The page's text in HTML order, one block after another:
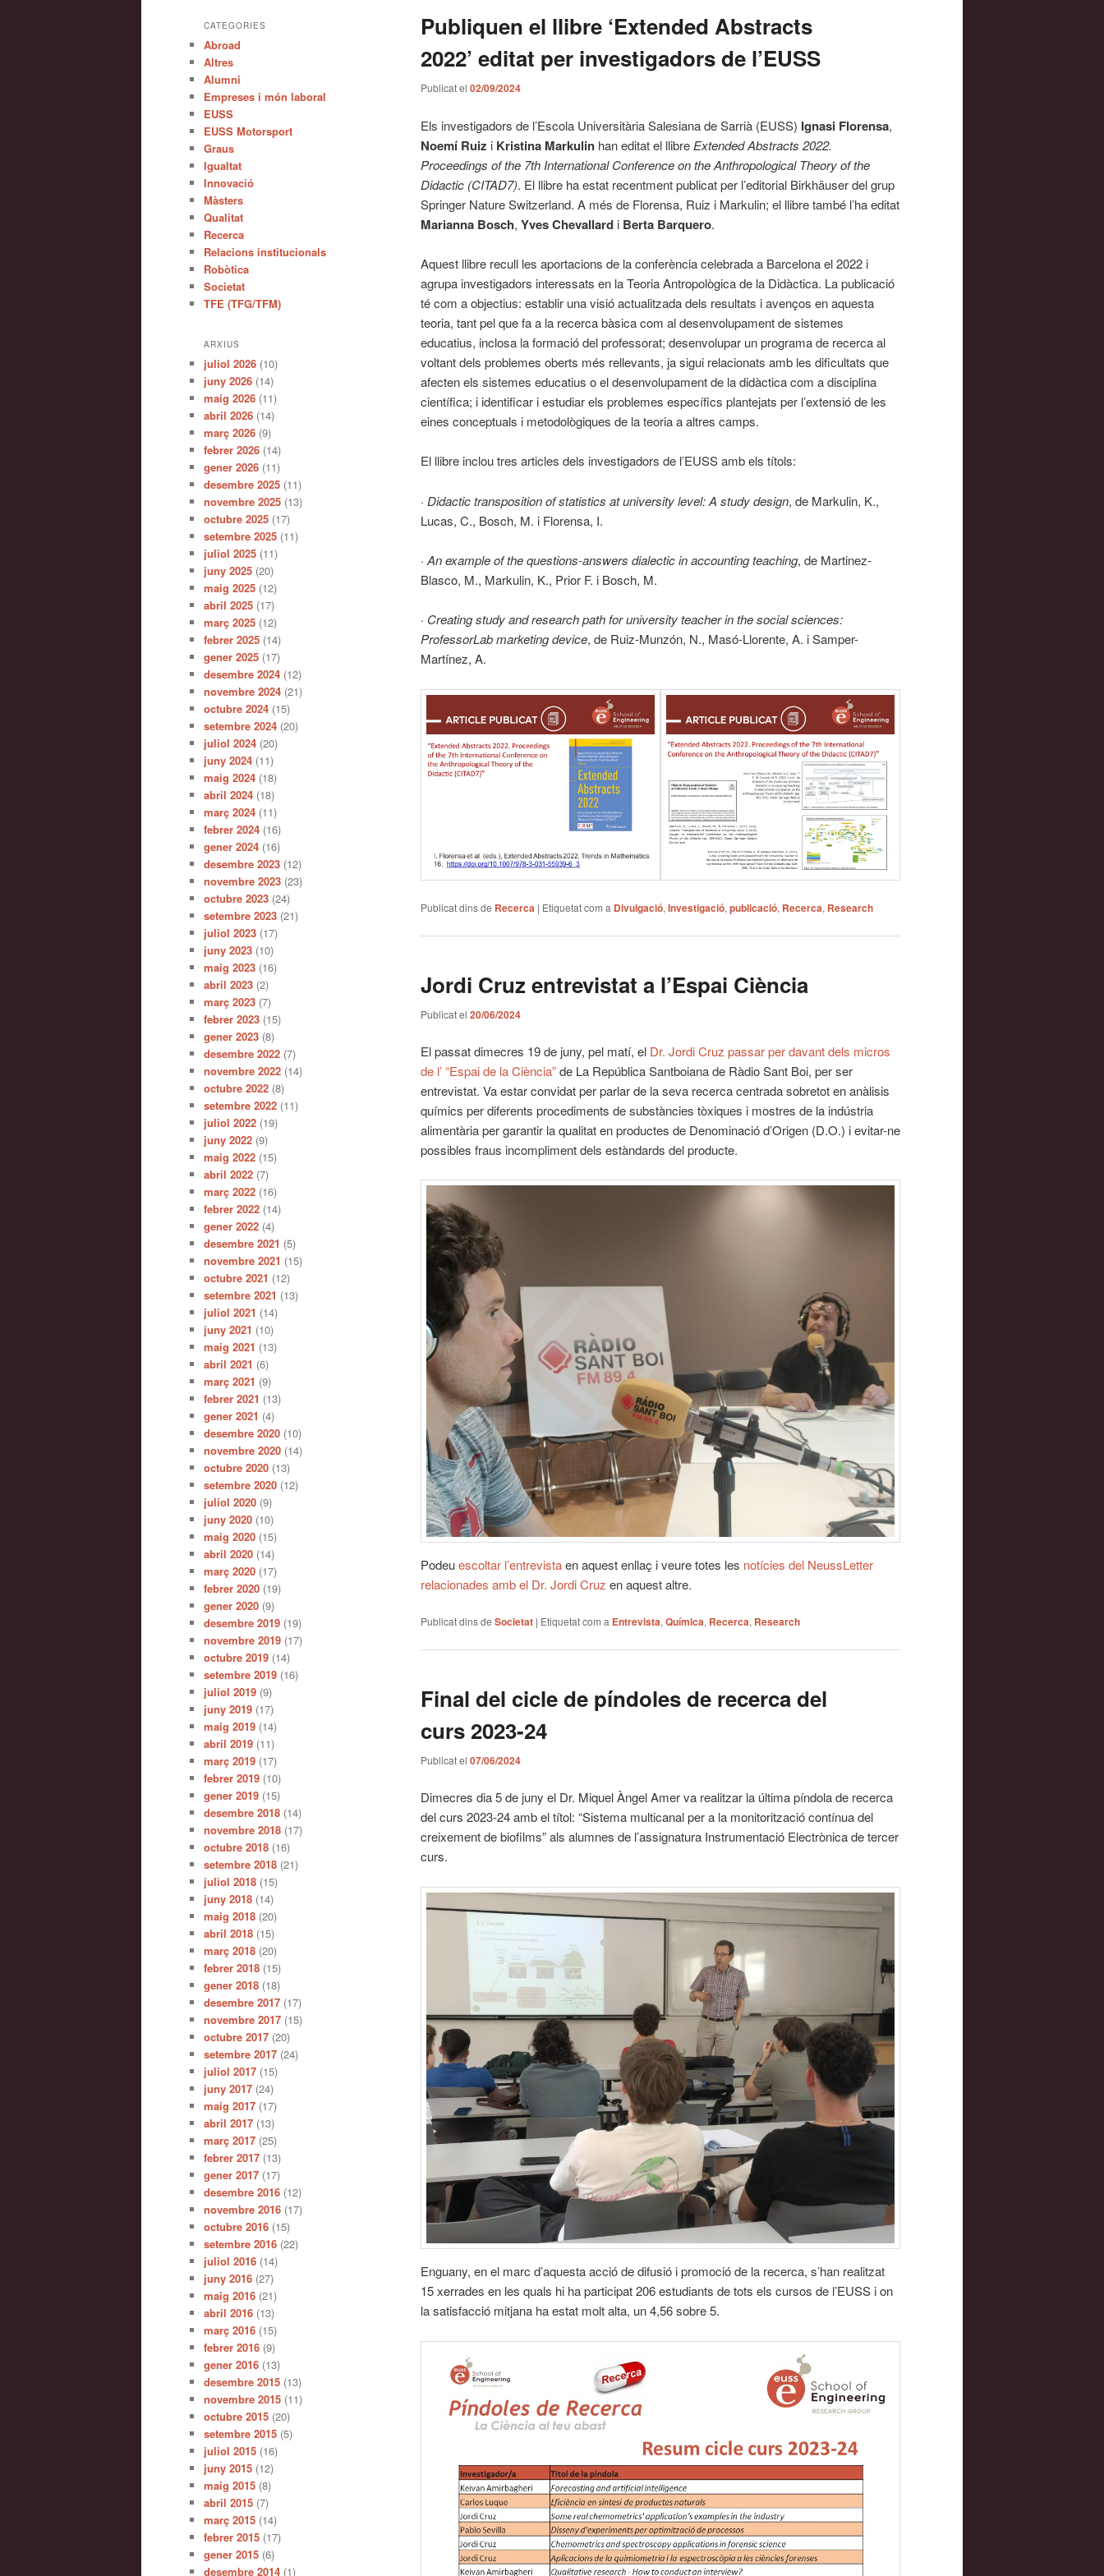
Publiquen el llibre ‘Extended Abstracts
2022’ editat per investigadors de l’EUSS
Publicat el 02/09/2024
Els investigadors de l’Escola Universitària Salesiana de Sarrià (EUSS) Ignasi Florensa,
Noemí Ruiz i Kristina Markulin han editat el llibre Extended Abstracts 2022.
Proceedings of the 7th International Conference on the Anthropological Theory of the
Didactic (CITAD7). El llibre ha estat recentment publicat per l’editorial Birkhäuser del grup
Springer Nature Switzerland. A més de Florensa, Ruiz i Markulin; el llibre també l’ha editat
Marianna Bosch, Yves Chevallard i Berta Barquero.
Aquest llibre recull les aportacions de la conferència celebrada a Barcelona el 2022 i
agrupa investigadors interessats en la Teoria Antropològica de la Didàctica. La publicació
té com a objectius: establir una visió actualitzada dels resultats i avenços en aquesta
teoria, tant pel que fa a la recerca bàsica com al desenvolupament de sistemes
educatius, inclosa la formació del professorat; desenvolupar un programa de recerca al
voltant dels problemes oberts més rellevants, ja sigui relacionats amb les dificultats que
afecten els sistemes educatius o el desenvolupament de la didàctica com a disciplina
científica; i identificar i estudiar els problemes específics plantejats per l’extensió de les
eines conceptuals i metodològiques de la teoria a altres camps.
El llibre inclou tres articles dels investigadors de l’EUSS amb els títols:
· Didactic transposition of statistics at university level: A study design, de Markulin, K.,
Lucas, C., Bosch, M. i Florensa, I.
· An example of the questions-answers dialectic in accounting teaching, de Martinez-
Blasco, M., Markulin, K., Prior F. i Bosch, M.
· Creating study and research path for university teacher in the social sciences:
ProfessorLab marketing device, de Ruiz-Munzón, N., Masó-Llorente, A. i Samper-
Martínez, A.
Publicat dins de Recerca | Etiquetat com a Divulgació, Investigació, publicació, Recerca, Research
Jordi Cruz entrevistat a l’Espai Ciència
Publicat el 20/06/2024
El passat dimecres 19 de juny, pel matí, el Dr. Jordi Cruz passar per davant dels micros
de l’ “Espai de la Ciència”de La República Santboiana de Ràdio Sant Boi, per ser
entrevistat. Va estar convidat per parlar de la seva recerca centrada sobretot en anàlisis
químics per diferents procediments de substàncies tòxiques i mostres de la indústria
alimentària per garantir la qualitat en productes de Denominació d’Origen (D.O.) i evitar-ne
possibles fraus incompliment dels estàndards del producte.
Podeuescoltar l’entrevistaen aquest enllaç i veure totes les notícies del NeussLetter
relacionades amb el Dr. Jordi Cruz en aquest altre.
Publicat dins de Societat | Etiquetat com a Entrevista, Química, Recerca, Research
Final del cicle de píndoles de recerca del
curs 2023-24
Publicat el 07/06/2024
Dimecres dia 5 de juny el Dr. Miquel Àngel Amer va realitzar la última píndola de recerca
del curs 2023-24 amb el títol: “Sistema multicanal per a la monitorització contínua del
creixement de biofilms” als alumnes de l’assignatura Instrumentació Electrònica de tercer
curs.
Enguany, en el marc d’aquesta acció de difusió i promoció de la recerca, s’han realitzat
15 xerrades en les quals hi ha participat 206 estudiants de tots els cursos de l’EUSS i on
la satisfacció mitjana ha estat molt alta, un 4,56 sobre 5.
CATEGORIES
Abroad
Altres
Alumni
Empreses i món laboral
EUSS
EUSS Motorsport
Graus
Igualtat
Innovació
Màsters
Qualitat
Recerca
Relacions institucionals
Robòtica
Societat
TFE (TFG/TFM)
ARXIUS
juliol 2026 (10)
juny 2026 (14)
maig 2026 (11)
abril 2026 (14)
març 2026 (9)
febrer 2026 (14)
gener 2026 (11)
desembre 2025 (11)
novembre 2025 (13)
octubre 2025 (17)
setembre 2025 (11)
juliol 2025 (11)
juny 2025 (20)
maig 2025 (12)
abril 2025 (17)
març 2025 (12)
febrer 2025 (14)
gener 2025 (17)
desembre 2024 (12)
novembre 2024 (21)
octubre 2024 (15)
setembre 2024 (20)
juliol 2024 (20)
juny 2024 (11)
maig 2024 (18)
abril 2024 (18)
març 2024 (11)
febrer 2024 (16)
gener 2024 (16)
desembre 2023 (12)
novembre 2023 (23)
octubre 2023 (24)
setembre 2023 (21)
juliol 2023 (17)
juny 2023 (10)
maig 2023 (16)
abril 2023 (2)
març 2023 (7)
febrer 2023 (15)
gener 2023 (8)
desembre 2022 (7)
novembre 2022 (14)
octubre 2022 (8)
setembre 2022 (11)
juliol 2022 (19)
juny 2022 (9)
maig 2022 (15)
abril 2022 (7)
març 2022 (16)
febrer 2022 (14)
gener 2022 (4)
desembre 2021 (5)
novembre 2021 (15)
octubre 2021 (12)
setembre 2021 (13)
juliol 2021 (14)
juny 2021 (10)
maig 2021 (13)
abril 2021 (6)
març 2021 (9)
febrer 2021 (13)
gener 2021 (4)
desembre 2020 (10)
novembre 2020 (14)
octubre 2020 (13)
setembre 2020 (12)
juliol 2020 (9)
juny 2020 (10)
maig 2020 (15)
abril 2020 (14)
març 2020 (17)
febrer 2020 (19)
gener 2020 (9)
desembre 2019 (19)
novembre 2019 (17)
octubre 2019 (14)
setembre 2019 (16)
juliol 2019 (9)
juny 2019 (17)
maig 2019 (14)
abril 2019 (11)
març 2019 (17)
febrer 2019 (10)
gener 2019 (15)
desembre 2018 (14)
novembre 2018 (17)
octubre 2018 (16)
setembre 2018 (21)
juliol 2018 (15)
juny 2018 (14)
maig 2018 (20)
abril 2018 (15)
març 2018 (20)
febrer 2018 (15)
gener 2018 (18)
desembre 2017 (17)
novembre 2017 (15)
octubre 2017 (20)
setembre 2017 (24)
juliol 2017 (15)
juny 2017 (24)
maig 2017 (17)
abril 2017 (13)
març 2017 (25)
febrer 2017 (13)
gener 2017 (17)
desembre 2016 (12)
novembre 2016 (17)
octubre 2016 (15)
setembre 2016 (22)
juliol 2016 (14)
juny 2016 (27)
maig 2016 (21)
abril 2016 (13)
març 2016 (15)
febrer 2016 (9)
gener 2016 (13)
desembre 2015 (13)
novembre 2015 (11)
octubre 2015 (20)
setembre 2015 (5)
juliol 2015 (16)
juny 2015 (12)
maig 2015 (8)
abril 2015 (7)
març 2015 (14)
febrer 2015 (17)
gener 2015 (6)
desembre 2014 (1)